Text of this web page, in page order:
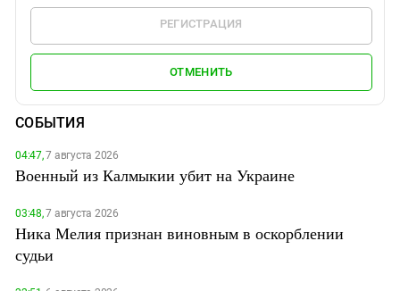
РЕГИСТРАЦИЯ
ОТМЕНИТЬ
СОБЫТИЯ
04:47,7 августа 2026
Военный из Калмыкии убит на Украине
03:48,7 августа 2026
Ника Мелия признан виновным в оскорблении
судьи